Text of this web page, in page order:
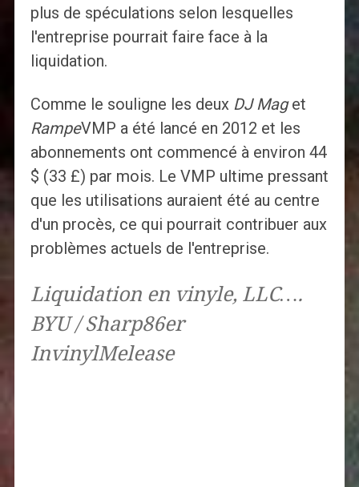
plus de spéculations selon lesquelles
l'entreprise pourrait faire face à la
liquidation.
Comme le souligne les deux DJ Maget
RampeVMP a été lancé en 2012 et les
abonnements ont commencé à environ 44
$ (33 £) par mois. Le VMP ultime pressant
que les utilisations auraient été au centre
d'un procès, ce qui pourrait contribuer aux
problèmes actuels de l'entreprise.
Liquidation en vinyle, LLC….
BYU / Sharp86er
InvinylMelease